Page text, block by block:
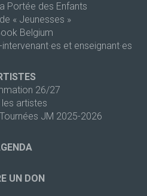
Portée des Enfants
« Jeunesses »
Belgium
et enseignant·es
26/27
les artistes
JM 2025-2026
UN DON